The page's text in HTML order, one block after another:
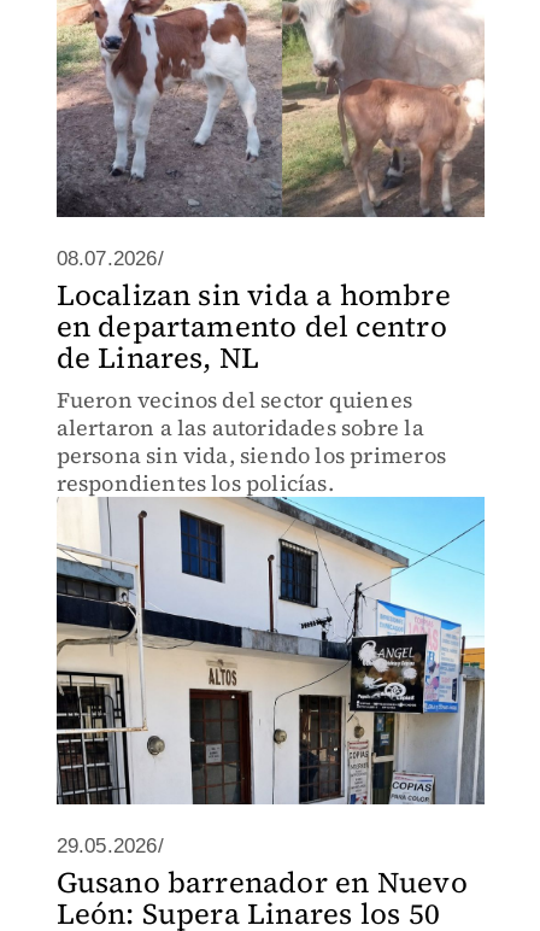
08.07.2026/
Localizan sin vida a hombre
en departamento del centro
de Linares, NL
Fueron vecinos del sector quienes
alertaron a las autoridades sobre la
persona sin vida, siendo los primeros
respondientes los policías.
29.05.2026/
Gusano barrenador en Nuevo
León: Supera Linares los 50